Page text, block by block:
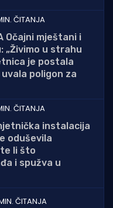
ČITANJA
Očajni mještani i
„Živimo u strahu
je postala
poligon za
ČITANJA
instalacija
oduševila
li što
i spužva u
ČITANJA